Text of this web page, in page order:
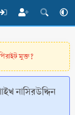
মুক্ত?
নাসিরউদ্দিন